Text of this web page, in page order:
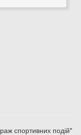
спортивних подій"